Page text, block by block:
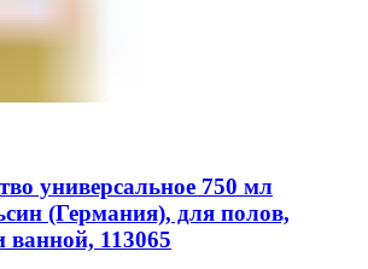
универсальное 750 мл
(Германия), для полов,
ванной, 113065